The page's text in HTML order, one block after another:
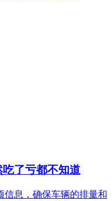
了亏都不知道
信息，确保车辆的排量和